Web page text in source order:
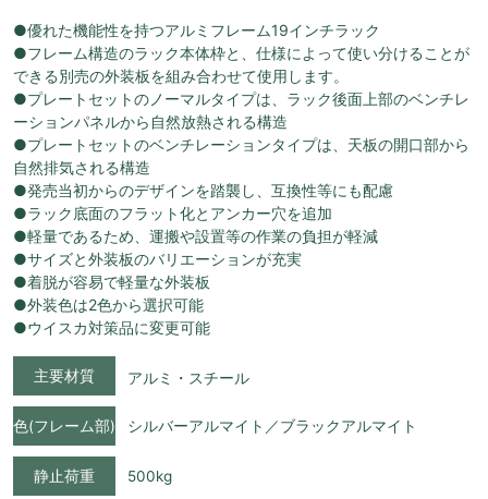
●優れた機能性を持つアルミフレーム19インチラック
●フレーム構造のラック本体枠と、仕様によって使い分けることが
できる別売の外装板を組み合わせて使用します。
●プレートセットのノーマルタイプは、ラック後面上部のベンチレ
ーションパネルから自然放熱される構造
●プレートセットのベンチレーションタイプは、天板の開口部から
自然排気される構造
●発売当初からのデザインを踏襲し、互換性等にも配慮
●ラック底面のフラット化とアンカー穴を追加
●軽量であるため、運搬や設置等の作業の負担が軽減
●サイズと外装板のバリエーションが充実
●着脱が容易で軽量な外装板
●外装色は2色から選択可能
●ウイスカ対策品に変更可能
主要材質 アルミ・スチール
色(フレーム部) シルバーアルマイト／ブラックアルマイト
静止荷重 500kg